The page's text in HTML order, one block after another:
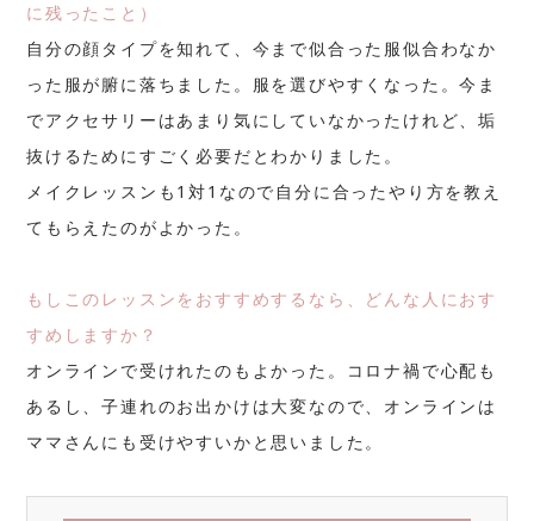
に残ったこと）
自分の顔タイプを知れて、今まで似合った服似合わなか
った服が腑に落ちました。服を選びやすくなった。今ま
でアクセサリーはあまり気にしていなかったけれど、垢
抜けるためにすごく必要だとわかりました。
メイクレッスンも1対1なので自分に合ったやり方を教え
てもらえたのがよかった。
もしこのレッスンをおすすめするなら、どんな人におす
すめしますか？
オンラインで受けれたのもよかった。コロナ禍で心配も
あるし、子連れのお出かけは大変なので、オンラインは
ママさんにも受けやすいかと思いました。